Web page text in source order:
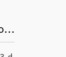
Informacinis pranešimas apie VMI prie FM viršininko 2025 m. balandžio 23 d. įsakymą Nr. VA-41 „Dėl VMI prie FM viršininko 2022 m. gruodžio 23 d. įsakymo Nr. VA-95 „Dėl Informacijos apie platformose vykdomas veiklas teikimo Valstybinei mokesčių inspekcijai taisyklių patvirtinimo“ pakeitimo“